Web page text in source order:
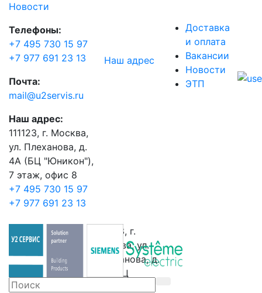
Новости
Телефоны:
+7 495 730 15 97
+7 977 691 23 13
Почта:
mail@u2servis.ru
Наш адрес:
111123, г. Москва,
ул. Плеханова, д.
4А (БЦ "Юникон"),
7 этаж, офис 8
+7 495 730 15 97
+7 977 691 23 13
Наш адрес
111123, г.
Москва, ул.
Плеханова, д.
4А (БЦ
Доставка
и оплата
Вакансии
Новости
ЭТП